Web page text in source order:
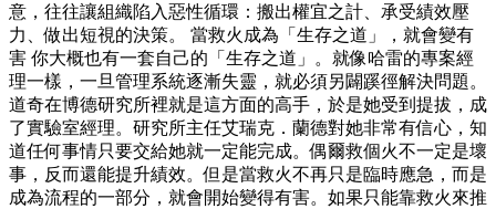
意，往往讓組織陷入惡性循環：搬出權宜之計、承受績效壓
力、做出短視的決策。 當救火成為「生存之道」，就會變有
害 你大概也有一套自己的「生存之道」。就像哈雷的專案經
理一樣，一旦管理系統逐漸失靈，就必須另闢蹊徑解決問題。
道奇在博德研究所裡就是這方面的高手，於是她受到提拔，成
了實驗室經理。研究所主任艾瑞克．蘭德對她非常有信心，知
道任何事情只要交給她就一定能完成。偶爾救個火不一定是壞
事，反而還能提升績效。但是當救火不再只是臨時應急，而是
成為流程的一部分，就會開始變得有害。如果只能靠救火來推